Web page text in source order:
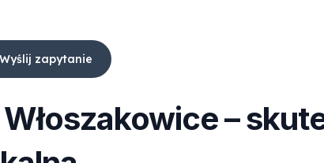
Wyślij zapytanie
Włoszakowice–